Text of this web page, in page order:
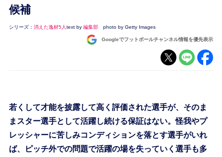
ナショナルチーム
高校サッカー
候補
シリーズ： 消えた逸材5人 text by 編集部 photo by Getty Images
Googleでフットボールチャンネル情報を優先表示
若くして才能を披露して高く評価された選手が、そのま
まスター選手として活躍し続ける保証はない。怪我やプ
レッシャーに苦しみコンディションを落とす選手がいれ
ば、ピッチ外での問題で活躍の場を失っていく選手も多